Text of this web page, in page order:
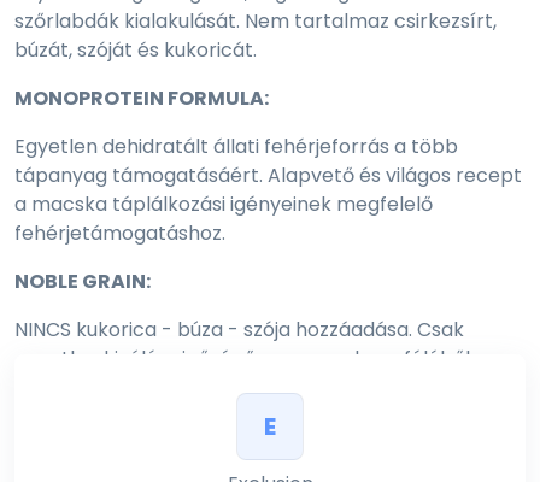
szőrlabdák kialakulását. Nem tartalmaz csirkezsírt,
búzát, szóját és kukoricát.
MONOPROTEIN FORMULA:
Egyetlen dehidratált állati fehérjeforrás a több
tápanyag támogatásáért. Alapvető és világos recept
a macska táplálkozási igényeinek megfelelő
fehérjetámogatáshoz.
NOBLE GRAIN:
NINCS kukorica - búza - szója hozzáadása. Csak
egyetlen kiváló minőségű nemes gabonaféléből
E